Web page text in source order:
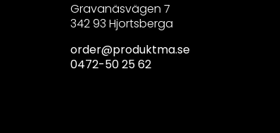
Gravanäsvägen 7
342 93 Hjortsberga
order@produktma.se
0472-50 25 62